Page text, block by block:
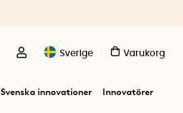
Sverige Varukorg
Svenska innovationer Innovatörer